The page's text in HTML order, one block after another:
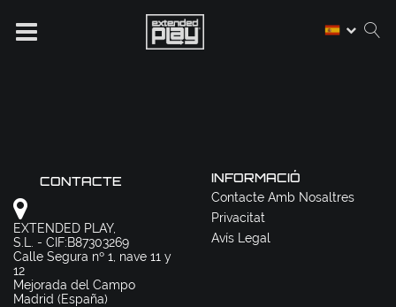
CONTACTE
EXTENDED PLAY,
S.L. - CIF:B87303269
Calle Segura nº 1, nave 11 y
12
Mejorada del Campo
Madrid (España)
INFORMACIÓ
Contacte Amb Nosaltres
Privacitat
Avís Legal